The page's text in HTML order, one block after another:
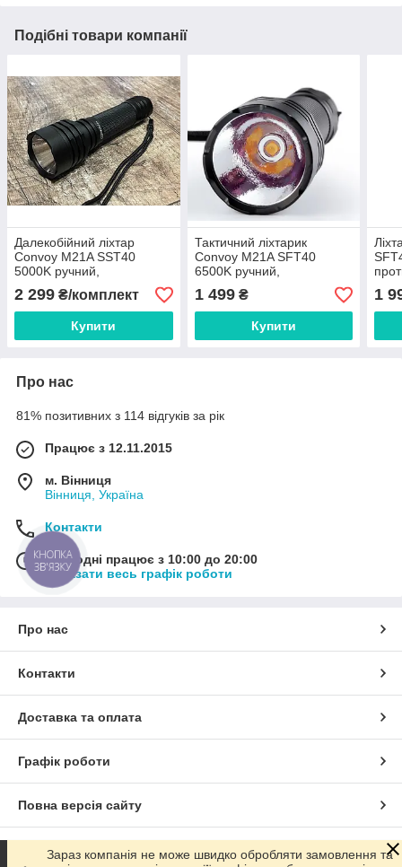
Подібні товари компанії
Далекобійний ліхтар
Convoy M21A SST40
5000K ручний,
протиударний, повний
комплект
2 299 ₴/комплект
Купити
Тактичний ліхтарик
Convoy M21A SFT40
6500K ручний,
протиударний
1 499₴
Купити
1
Про нас
81% позитивних з 114 відгуків за рік
Працює з 12.11.2015
м. Вінниця
Вінниця, Україна
Контакти
Сьогодні працює з 10:00 до 20:00
Показати весь графік роботи
Про нас
Контакти
Доставка та оплата
Графік роботи
Повна версія сайту
Сайт створено на маркетплейсіProm.ua
Зараз компанія не може швидко обробляти замовлення та
КНОПКА
ЗВ'ЯЗКУ